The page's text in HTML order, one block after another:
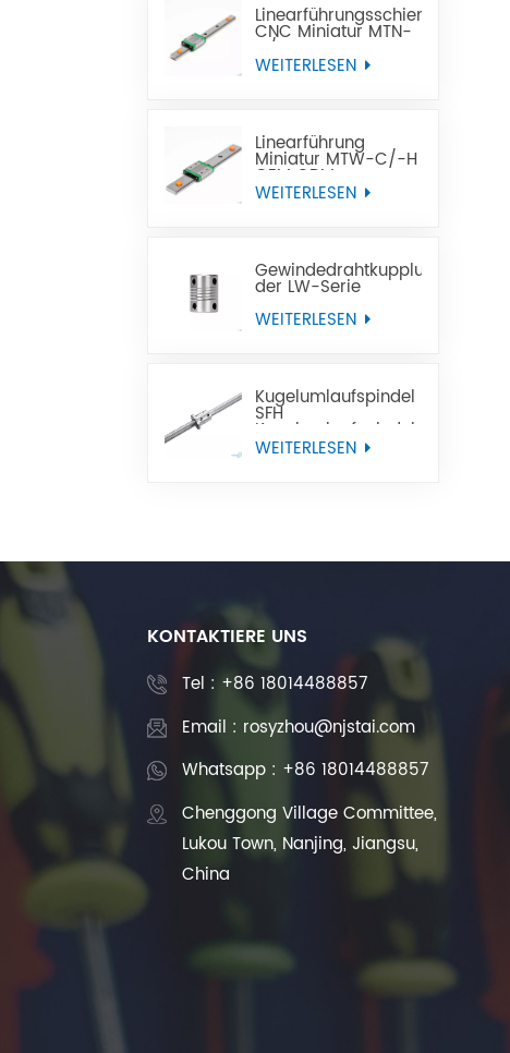
Linearführungsschiene
CNC Miniatur MTN-
C/-H OEM ODM
WEITERLESEN
Linearführung
Miniatur MTW-C/-H
OEM ODM
WEITERLESEN
Gewindedrahtkupplung
der LW-Serie
WEITERLESEN
Kugelumlaufspindel
SFH
Kugelumlaufspindel
mit Linksgewinde für
CNC-
WEITERLESEN
KONTAKTIERE UNS
Tel : +86 18014488857
Email : rosyzhou@njstai.com
Whatsapp : +86 18014488857
Chenggong Village Committee,
Lukou Town, Nanjing, Jiangsu,
China